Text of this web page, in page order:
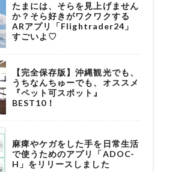
たまには、そらを見上げません
か？そら好きがワクワクする
ARアプリ「Flightrader24」
すごいよ♡
【完全保存版】沖縄観光でも、
うちなんちゅーでも、オススメ
『ペット可スポット』
BEST10！
麻痺やケガをした手を日常生活
で使うためのアプリ「ADOC-
H」をリリースしました